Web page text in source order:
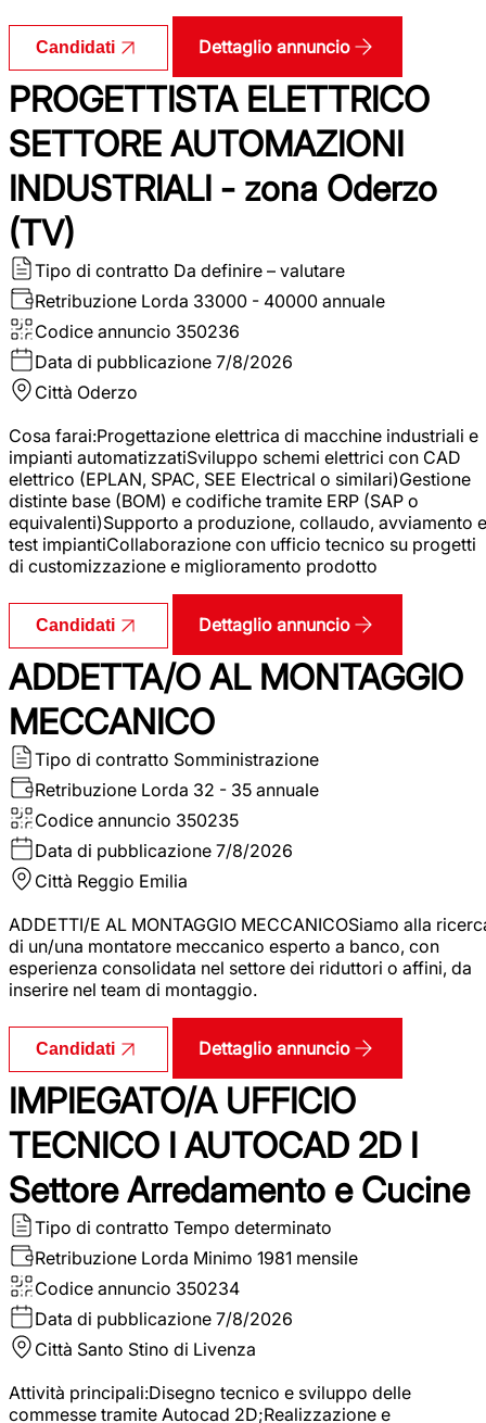
Candidati Dettaglio annuncio
PROGETTISTA ELETTRICO
SETTORE AUTOMAZIONI
INDUSTRIALI - zona Oderzo
(TV)
Tipo di contratto Da definire – valutare
Retribuzione Lorda 33000 - 40000 annuale
Codice annuncio 350236
Data di pubblicazione 7/8/2026
Città Oderzo
Cosa farai:Progettazione elettrica di macchine industriali e
impianti automatizzatiSviluppo schemi elettrici con CAD
elettrico (EPLAN, SPAC, SEE Electrical o similari)Gestione
distinte base (BOM) e codifiche tramite ERP (SAP o
equivalenti)Supporto a produzione, collaudo, avviamento e
test impiantiCollaborazione con ufficio tecnico su progetti
di customizzazione e miglioramento prodotto
Candidati Dettaglio annuncio
ADDETTA/O AL MONTAGGIO
MECCANICO
Tipo di contratto Somministrazione
Retribuzione Lorda 32 - 35 annuale
Codice annuncio 350235
Data di pubblicazione 7/8/2026
Città Reggio Emilia
ADDETTI/E AL MONTAGGIO MECCANICOSiamo alla
di un/una montatore meccanico esperto a banco, con
esperienza consolidata nel settore dei riduttori o affini, da
inserire nel team di montaggio.
Candidati Dettaglio annuncio
IMPIEGATO/A UFFICIO
TECNICO I AUTOCAD 2D I
Settore Arredamento e Cucine
Tipo di contratto Tempo determinato
Retribuzione Lorda Minimo 1981 mensile
Codice annuncio 350234
Data di pubblicazione 7/8/2026
Città Santo Stino di Livenza
Attività principali:Disegno tecnico e sviluppo delle
commesse tramite Autocad 2D;Realizzazione e